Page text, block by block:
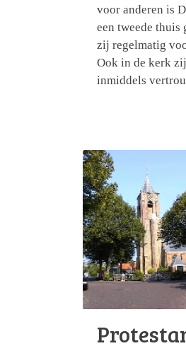
voor anderen is
een tweede thuis
zij regelmatig
Ook in de kerk
inmiddels